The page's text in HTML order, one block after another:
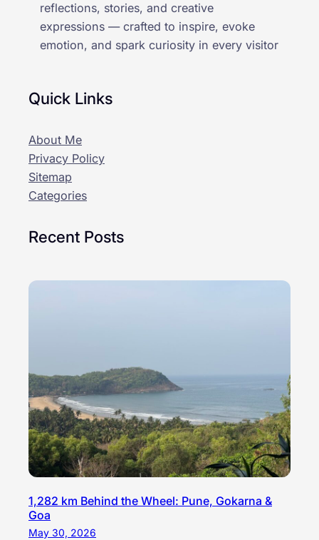
reflections, stories, and creative
expressions — crafted to inspire, evoke
emotion, and spark curiosity in every visitor
Quick Links
About Me
Privacy Policy
Sitemap
Categories
Recent Posts
1,282 km Behind the Wheel: Pune, Gokarna &
Goa
May 30, 2026